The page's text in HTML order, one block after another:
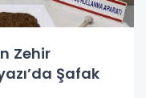
Zehir
Şafak